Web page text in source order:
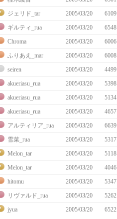
ジェリド_tar 2005/03/20
6109
ギルティ_rua 2005/03/20
6548
Chroma 2005/03/20
6006
ふりあえ_mar 2005/03/20
6008
seiren 2005/03/20
4499
akueriasu_rua 2005/03/20
5398
akueriasu_rua 2005/03/20
5134
akueriasu_rua 2005/03/20
4657
アルティリア_rua 2005/03/20
6639
雪菜_rua 2005/03/20
5317
Melon_tar 2005/03/20
5118
Melon_tar 2005/03/20
4046
hitomu 2005/03/20
5347
リヴァルド_rua 2005/03/20
5262
jyua 2005/03/20 6522